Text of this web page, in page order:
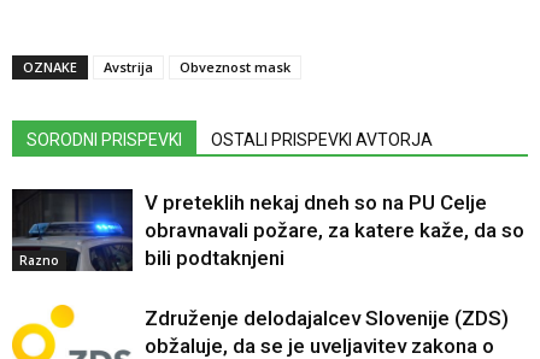
OZNAKE Avstrija Obveznost mask
SORODNI PRISPEVKI OSTALI PRISPEVKI AVTORJA
Razno
V preteklih nekaj dneh so na PU Celje
obravnavali požare, za katere kaže, da so
bili podtaknjeni
Združenje delodajalcev Slovenije (ZDS)
obžaluje, da se je uveljavitev zakona o